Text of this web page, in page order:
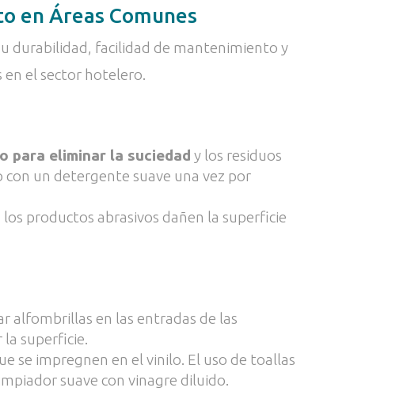
en Áreas Comunes
durabilidad, facilidad de mantenimiento y
en el sector hotelero.
para eliminar la suciedad y los residuos
un detergente suave una vez por
productos abrasivos dañen la superficie
alfombrillas en las entradas de las
la superficie.
se impregnen en el vinilo. El uso de toallas
suave con vinagre diluido.